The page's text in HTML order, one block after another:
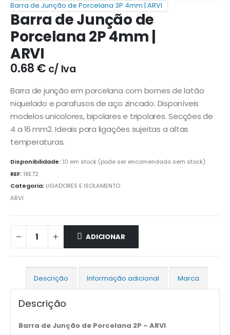
Barra de Junção de Porcelana 3P 4mm | ARVI
Barra de Junção de
Porcelana 2P 4mm |
ARVI
0.68€ c/ Iva
Barra de junção em porcelana com bornes de latão
niquelado e parafusos de aço zincado. Disponíveis
modelos unicolores, bipolares e tripolares. Secções de
4 a 16 mm2. Ideais para ligações sujeitas a altas
temperaturas.
Disponibilidade: 10 em stock (pode ser encomendado sem stock)
REF: 18E72
Categoria: LIGADORES E ISOLAMENTO
ARVI
ADICIONAR
Descrição Informação adicional Marca
Descrição
Barra de Junção de Porcelana 2P – ARVI